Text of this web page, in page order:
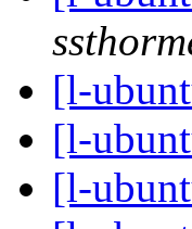
[l-
[l-
[l-